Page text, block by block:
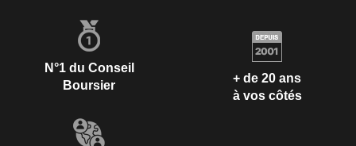
N°1 du Conseil
Boursier
+ de 20 ans
à vos côtés